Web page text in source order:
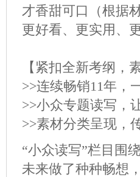
才香甜可口（根据
更好看、更实用、
【紧扣全新考纲，
>>连续畅销11年，
>>小众专题读写，
>>素材分类呈现，
“小众读写”栏目围
未来做了种种畅想